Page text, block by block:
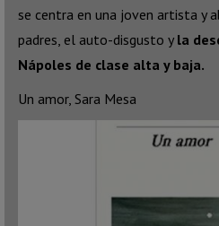
se centra en una joven artista y
padres, el auto-disgusto y la
Nápoles de clase alta y baja.
Un amor, Sara Mesa